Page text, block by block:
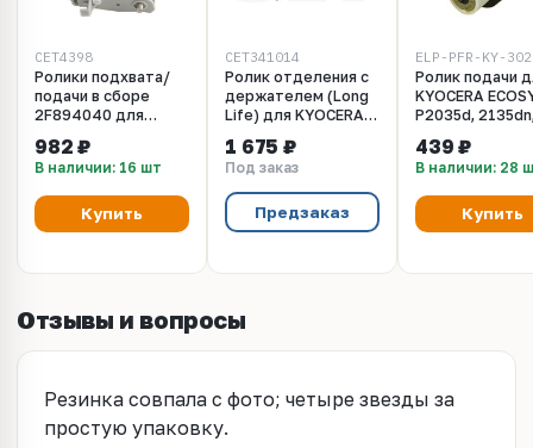
CET4398
Ролики подхвата/
подачи в сборе
2F894040 для
2000D/2020D/3920DN/4020DN/3900DN/4000DN
(CET), CET4398
982 ₽
В наличии: 16 шт
Купить
CET341014
Ролик отделения с
держателем (Long
Life) для KYOCERA
(CET), CET341014
1 675 ₽
Под заказ
Предзаказ
Ролик подачи
KYOCERA
P2035d,
2535dn
(302F906230)
Imaging®)
439 ₽
В наличии: 28
Купить
Отзывы и вопросы
Резинка совпала с фото; четыре звезды за
простую упаковку.